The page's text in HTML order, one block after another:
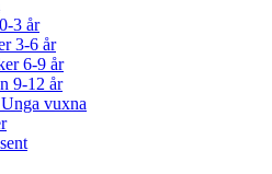
3 år
3-6 år
6-9 år
9-12 år
vuxna